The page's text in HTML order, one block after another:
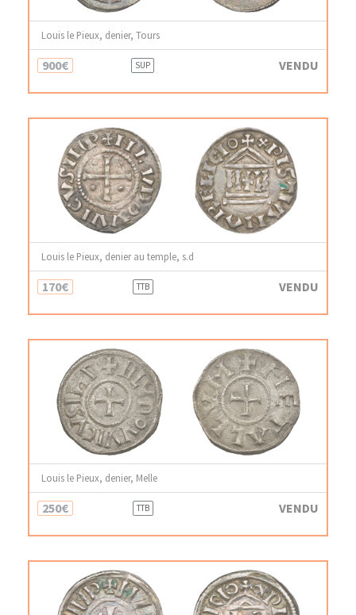
Louis le Pieux, denier, Tours
900€ SUP VENDU
Louis le Pieux, denier au temple, s.d
170€ TTB VENDU
Louis le Pieux, denier, Melle
250€ TTB VENDU